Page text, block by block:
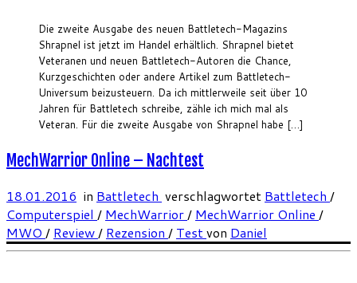
Die zweite Ausgabe des neuen Battletech-Magazins
Shrapnel ist jetzt im Handel erhältlich. Shrapnel bietet
Veteranen und neuen Battletech-Autoren die Chance,
Kurzgeschichten oder andere Artikel zum Battletech-
Universum beizusteuern. Da ich mittlerweile seit über 10
Jahren für Battletech schreibe, zähle ich mich mal als
Veteran. Für die zweite Ausgabe von Shrapnel habe […]
MechWarrior Online – Nachtest
18.01.2016 in Battletech verschlagwortet Battletech /
Computerspiel / MechWarrior/ MechWarrior Online /
MWO / Review/ Rezension / Testvon Daniel